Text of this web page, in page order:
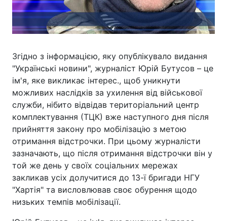
Згідно з інформацією, яку опублікувало видання
"Українські новини", журналіст Юрій Бутусов – це
ім'я, яке викликає інтерес., щоб уникнути
можливих наслідків за ухилення від військової
служби, нібито відвідав територіальний центр
комплектування (ТЦК) вже наступного дня після
прийняття закону про мобілізацію з метою
отримання відстрочки. При цьому журналісти
зазначають, що після отримання відстрочки він у
той же день у своїх соціальних мережах
закликав усіх долучитися до 13-ї бригади НГУ
"Хартія" та висловлював своє обурення щодо
низьких темпів мобілізації.